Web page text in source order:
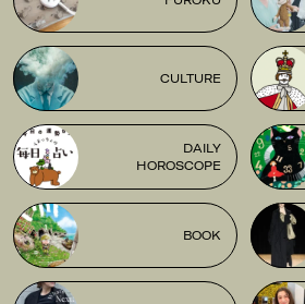
CULTURE
DAILY
HOROSCOPE
BOOK